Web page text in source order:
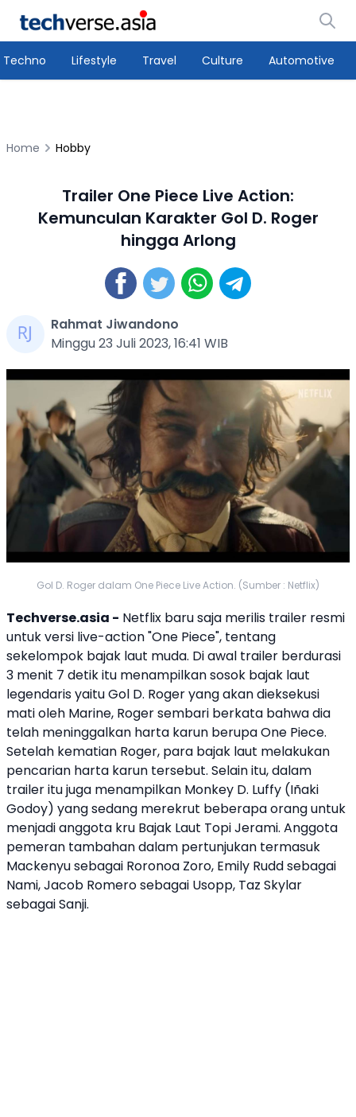
Techno Lifestyle Travel Culture Automotive
Home Hobby
Trailer One Piece Live Action:
Kemunculan Karakter Gol D. Roger
hingga Arlong
Rahmat Jiwandono
Minggu 23 Juli 2023, 16:41 WIB
Gol D. Roger dalam One Piece Live Action. (Sumber : Netflix)
Techverse.asia - Netflix baru saja merilis trailer resmi
untuk versi live-action "One Piece", tentang
sekelompok bajak laut muda. Di awal trailer berdurasi
3 menit 7 detik itu menampilkan sosok bajak laut
legendaris yaituGol D. Rogeryang akan dieksekusi
mati oleh Marine, Roger sembari berkata bahwa dia
telah meninggalkan harta karun berupaOne Piece.
Setelah kematian Roger, para bajak laut melakukan
pencarian harta karun tersebut. Selain itu, dalam
trailer itu juga menampilkan Monkey D. Luffy (Iñaki
Godoy) yang sedang merekrut beberapa orang untuk
menjadi anggota kru Bajak Laut Topi Jerami. Anggota
pemeran tambahan dalam pertunjukan termasuk
Mackenyu sebagai Roronoa Zoro, Emily Rudd sebagai
Nami, Jacob Romero sebagai Usopp, Taz Skylar
sebagai Sanji.